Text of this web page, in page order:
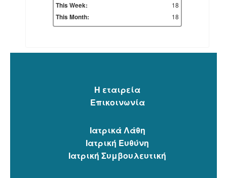
This Week:
18
This Month:
18
Η εταιρεία
Επικοινωνία
Ιατρικά Λάθη
Ιατρική Ευθύνη
Ιατρική Συμβουλευτική